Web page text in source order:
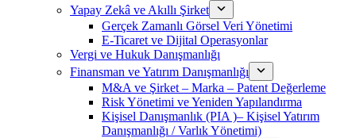
Yapay Zekâ ve Akıllı Şirket
Gerçek Zamanlı Görsel Veri Yönetimi
E-Ticaret ve Dijital Operasyonlar
Vergi ve Hukuk Danışmanlığı
Finansman ve Yatırım Danışmanlığı
M&A ve Şirket – Marka – Patent Değerleme
Risk Yönetimi ve Yeniden Yapılandırma
Kişisel Danışmanlık (PIA )– Kişisel Yatırım
Danışmanlığı / Varlık Yönetimi)